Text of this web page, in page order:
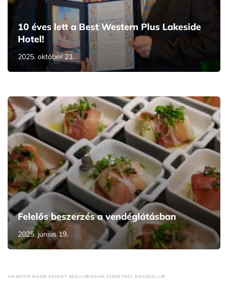
10 éves lett a Best Western Plus Lakeside
Hotel!
2025. október 21.
Felelős beszerzés a vendéglátásban
2025. június 19.
HA MÉGIS MÁSIK ACCENT SZÁLLODÁBAN SZERETNÉL MEGSZÁLLNI